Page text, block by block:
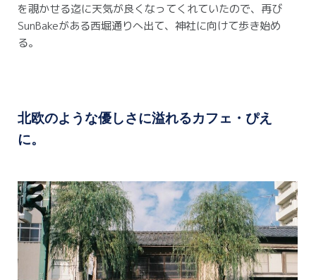
を覗かせる迄に天気が良くなってくれていたので、再び
SunBakeがある西堀通りへ出て、神社に向けて歩き始め
る。
北欧のような優しさに溢れるカフェ・ぴえ
に。